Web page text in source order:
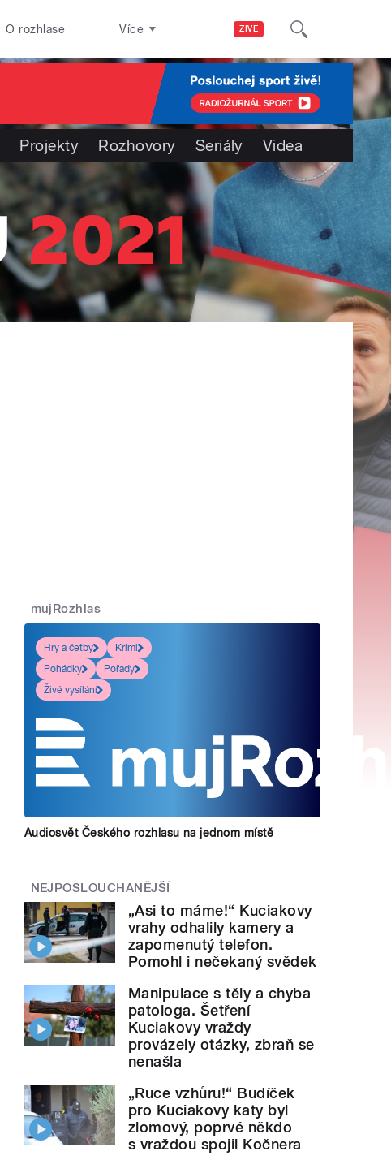
ŽIVĚ
O rozhlase Více
Projekty Rozhovory Seriály Videa
mujRozhlas
Hry a četby
Krimi
Pohádky
Pořady
Živé vysílání
Audiosvět Českého rozhlasu na jednom místě
NEJPOSLOUCHANĚJŠÍ
„Asi to máme!“ Kuciakovy
vrahy odhalily kamery a
zapomenutý telefon.
Pomohl i nečekaný svědek
Manipulace s těly a chyba
patologa. Šetření
Kuciakovy vraždy
provázely otázky, zbraň se
nenašla
„Ruce vzhůru!“ Budíček
pro Kuciakovy katy byl
zlomový, poprvé někdo
s vraždou spojil Kočnera